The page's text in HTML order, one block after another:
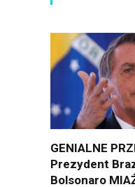
GENIALNE
Prezydent
Bolsonaro